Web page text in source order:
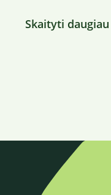
Skaityti daugiau